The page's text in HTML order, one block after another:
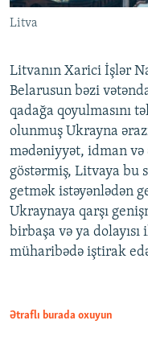
Litva
Litvanın Xarici İşlər
Belarusun bəzi
qadağa qoyulmasını
olunmuş Ukrayna
mədəniyyət, idman və
göstərmiş, Litvaya bu
getmək istəyənlədən
Ukraynaya qarşı
birbaşa və ya
müharibədə iştirak
Ətraflı burada oxuyun